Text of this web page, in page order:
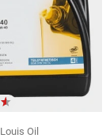
Louis Oil